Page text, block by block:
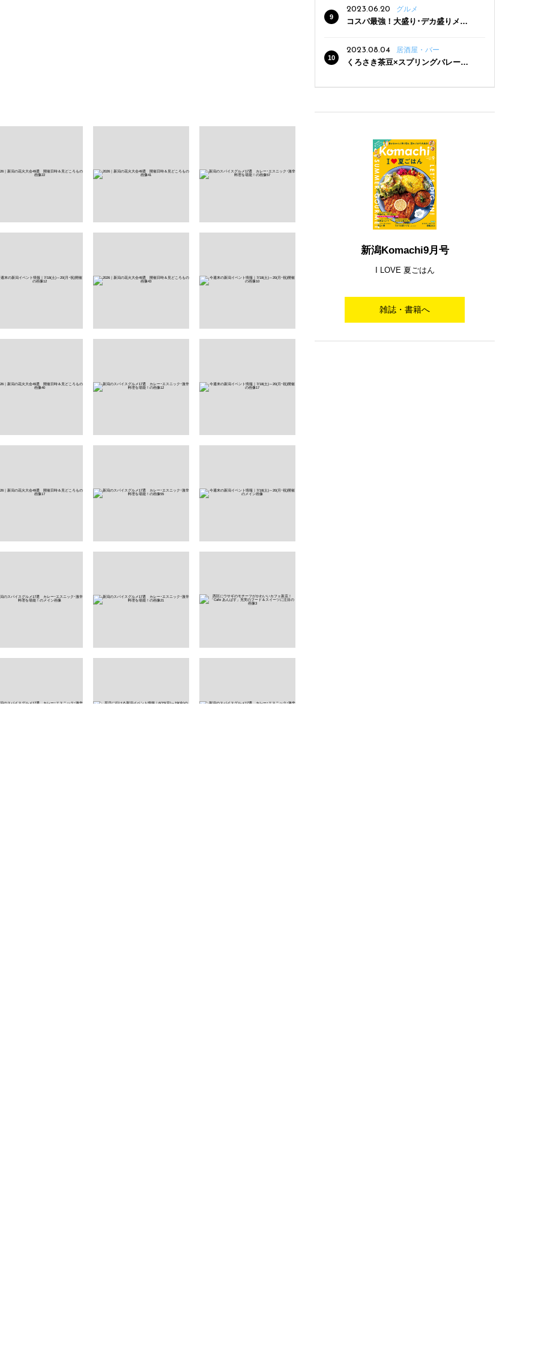
2023.06.20
グルメ
コスパ最強！大盛り･デカ盛りメニ
2023.08.04
居酒屋・バー
くろさき茶豆×スプリングバレー豊
新潟Komachi9月号
I LOVE 夏ごはん
雑誌・書籍へ